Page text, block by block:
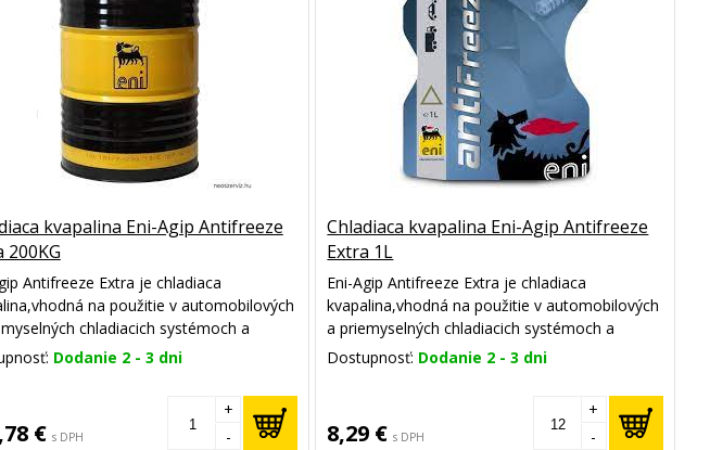
kvapalina Eni-Agip Antifreeze
200KG
Antifreeze Extra je chladiaca
na použitie v automobilových
chladiacich systémoch a
systémoch.
Dodanie 2 - 3 dni
€ s DPH
+
-
Chladiaca kvapalina Eni-Agip Antifreeze
Extra 1L
Eni-Agip Antifreeze Extra je chladiaca
kvapalina,vhodná na použitie v automobilových
a priemyselných chladiacich systémoch a
protipožiarnych systémoch.
Dostupnosť: Dodanie 2 - 3 dni
8,29 € s DPH
+
-